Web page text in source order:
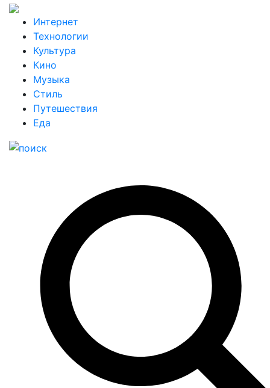
Интернет
Технологии
Культура
Кино
Музыка
Стиль
Путешествия
Еда